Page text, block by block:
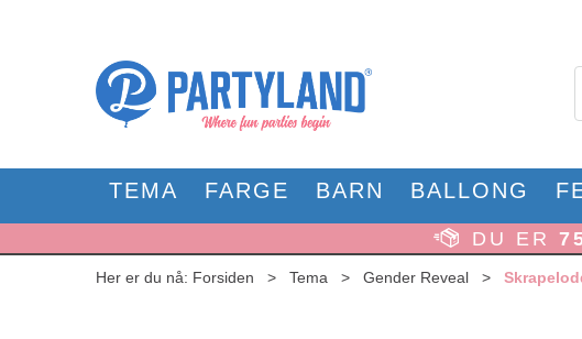
TEMA FARGE BARN BALLONG
DU ER
Her er du nå: Forsiden > Tema > Gender Reveal >